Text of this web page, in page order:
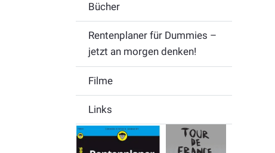
Bücher
Rentenplaner für Dummies –
jetzt an morgen denken!
Filme
Links